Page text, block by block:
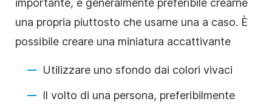
importante, è generalmente preferibile crearne
una propria piuttosto che usarne una a caso. È
possibile creare una miniatura accattivante
Utilizzare uno sfondo dai colori vivaci
Il volto di una persona, preferibilmente